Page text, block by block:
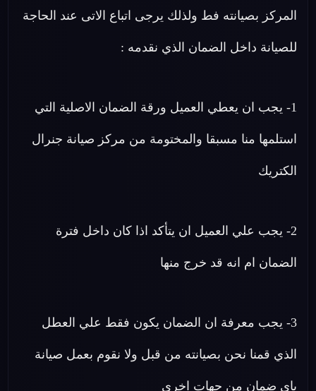
المركز بصيانته فط ولذلك يرجى اتباع الاتى عند الحاجة
للصيانة داخل الضمان الذي نقدمه :
1- يجب ان يعطي العميل ورقة الضمان الاصلية التي
استلمها منا مسبقا والمختومة من مركز صيانة جنرال
الكتريك
2- يجب علي العميل ان يتأكد اذا كان داخل فترة
الضمان ام انه قد خرج منها
3- يجب معرفة ان الضمان يكون فقط علي العطل
الذي قمنا نحن بصيانته من قبل ولا نقوم بعمل صيانة
باى ضمان من جهات اخرى